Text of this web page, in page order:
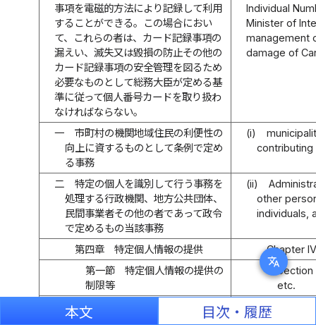
translate
事項を電磁的方法により記録して利用
することができる。この場合におい
て、これらの者は、カード記録事項の
漏えい、滅失又は毀損の防止その他の
カード記録事項の安全管理を図るため
必要なものとして総務大臣が定める基
準に従って個人番号カードを取り扱わ
なければならない。
Individual
Minister of
management
damage of
一
市町村の機関地域住民の利便性の
向上に資するものとして条例で定め
る事務
(i)
二
特定の個人を識別して行う事務を
処理する行政機関、地方公共団体、
民間事業者その他の者であって政令
で定めるもの当該事務
(ii)
other
individuals,
第四章 特定個人情報の提供
Chapter
第一節 特定個人情報の提供の
制限等
Section
etc.
（特定個人情報の提供の制限）
(Restrictions
本文 目次・履歴